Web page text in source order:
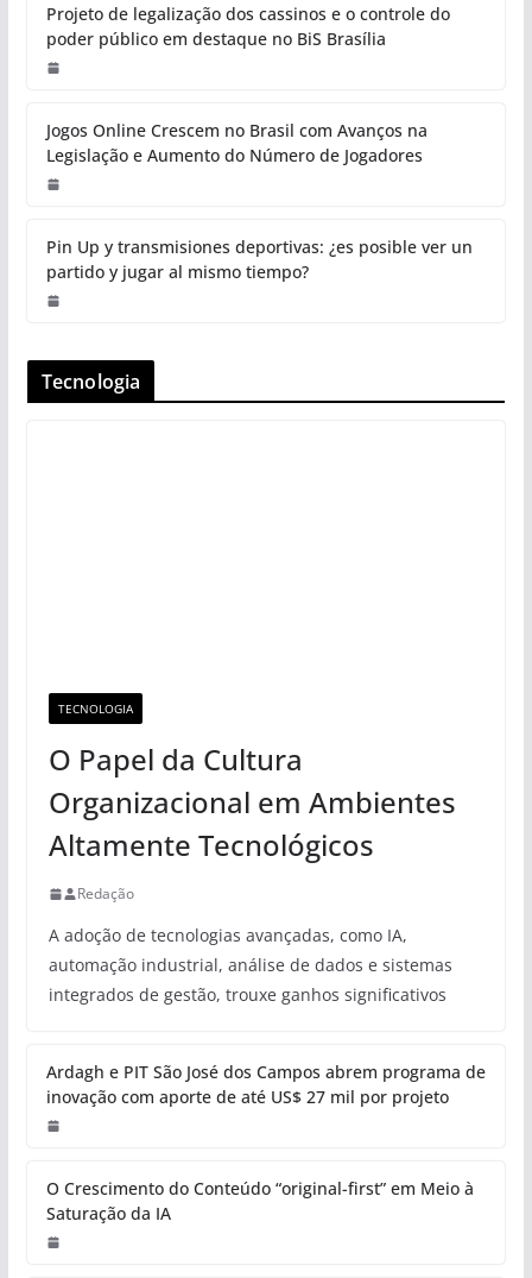
Projeto de legalização dos cassinos e o controle do
poder público em destaque no BiS Brasília
Jogos Online Crescem no Brasil com Avanços na
Legislação e Aumento do Número de Jogadores
Pin Up y transmisiones deportivas: ¿es posible ver un
partido y jugar al mismo tiempo?
Tecnologia
TECNOLOGIA
O Papel da Cultura
Organizacional em Ambientes
Altamente Tecnológicos
Redação
A adoção de tecnologias avançadas, como IA,
automação industrial, análise de dados e sistemas
integrados de gestão, trouxe ganhos significativos
Ardagh e PIT São José dos Campos abrem programa de
inovação com aporte de até US$ 27 mil por projeto
O Crescimento do Conteúdo “original-first” em Meio à
Saturação da IA